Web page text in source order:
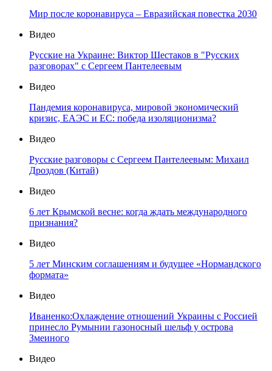
Мир после коронавируса – Евразийская повестка 2030
Видео
Русские на Украине: Виктор Шестаков в "Русских
разговорах" с Сергеем Пантелеевым
Видео
Пандемия коронавируса, мировой экономический
кризис, ЕАЭС и ЕС: победа изоляционизма?
Видео
Русские разговоры с Сергеем Пантелеевым: Михаил
Дроздов (Китай)
Видео
6 лет Крымской весне: когда ждать международного
признания?
Видео
5 лет Минским соглашениям и будущее «Нормандского
формата»
Видео
Иваненко:Охлаждение отношений Украины с Россией
принесло Румынии газоносный шельф у острова
Змеиного
Видео